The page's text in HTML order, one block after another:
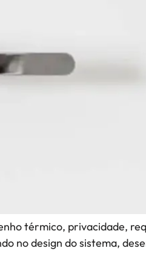
térmico, privacidade,
no design do sistema,